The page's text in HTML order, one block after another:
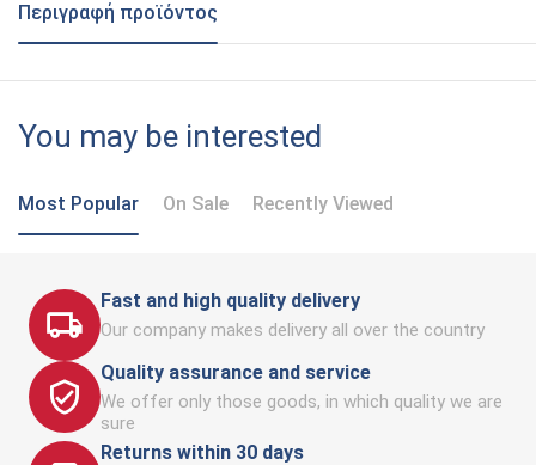
Περιγραφή προϊόντος
You may be interested
Most Popular On Sale Recently Viewed
Fast and high quality delivery
Our company makes delivery all over the country
Quality assurance and service
We offer only those goods, in which quality we are
sure
Returns within 30 days